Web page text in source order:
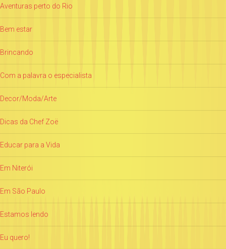
Aventuras perto do Rio
Bem estar
Brincando
Com a palavra o especialista
Decor/Moda/Arte
Dicas da Chef Zoë
Educar para a Vida
Em Niterói
Em São Paulo
Estamos lendo
Eu quero!